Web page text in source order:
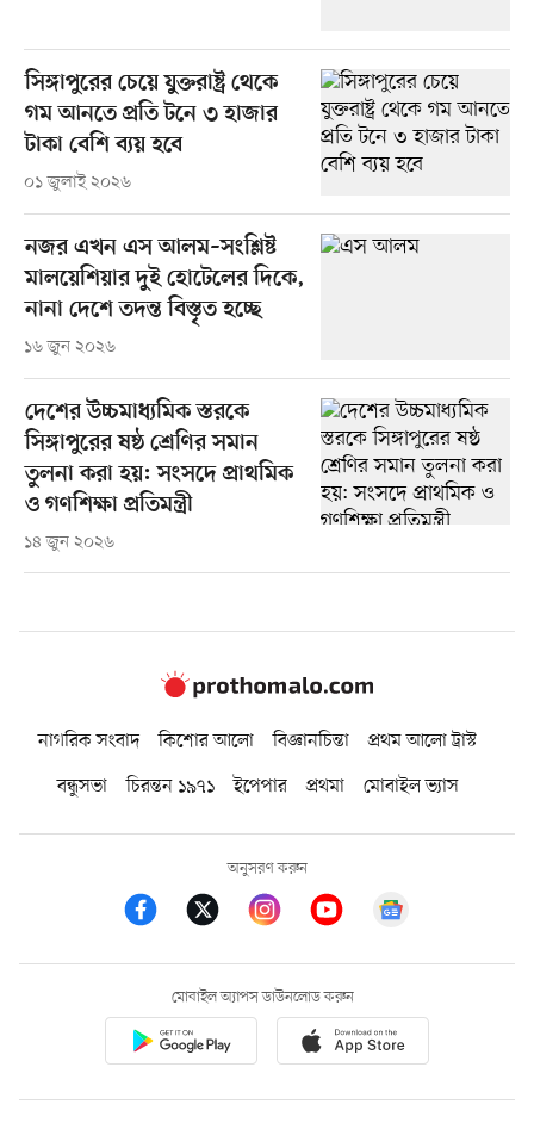
সিঙ্গাপুরের চেয়ে যুক্তরাষ্ট্র থেকে
গম আনতে প্রতি টনে ৩ হাজার
টাকা বেশি ব্যয় হবে
০১ জুলাই ২০২৬
নজর এখন এস আলম–সংশ্লিষ্ট
মালয়েশিয়ার দুই হোটেলের দিকে,
নানা দেশে তদন্ত বিস্তৃত হচ্ছে
১৬ জুন ২০২৬
দেশের উচ্চমাধ্যমিক স্তরকে
সিঙ্গাপুরের ষষ্ঠ শ্রেণির সমান
তুলনা করা হয়: সংসদে প্রাথমিক
ও গণশিক্ষা প্রতিমন্ত্রী
১৪ জুন ২০২৬
নাগরিক সংবাদ কিশোর আলো বিজ্ঞানচিন্তা
প্রথম আলো ট্রাস্ট
বন্ধুসভা
চিরন্তন ১৯৭১ ইপেপার প্রথমা মোবাইল ভ্যাস
অনুসরণ করুন
মোবাইল অ্যাপস ডাউনলোড করুন